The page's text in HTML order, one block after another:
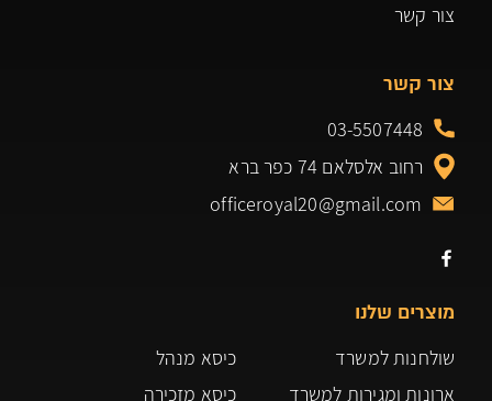
צור קשר
מוצרים שלנו
שולחנות למשרד
ארונות ומגירות למשרד
כיסא מנהל
כיסא מזכירה
צור קשר
03-5507448
רחוב אלסלאם 74 כפר ברא
officeroyal20@gmail.com